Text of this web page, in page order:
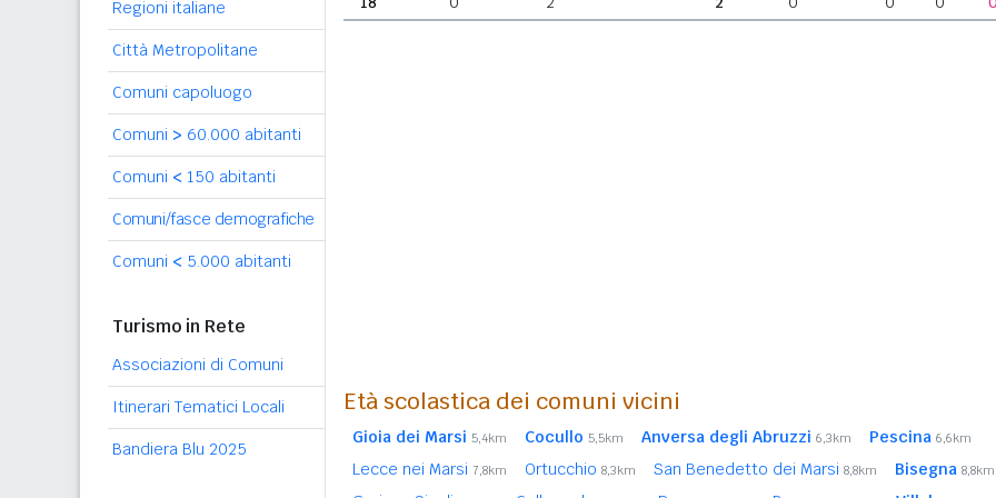
Regioni italiane
Città Metropolitane
Comuni capoluogo
Comuni > 60.000 abitanti
Comuni < 150 abitanti
Comuni/fasce demografiche
Comuni < 5.000 abitanti
Turismo in Rete
Associazioni di Comuni
Itinerari Tematici Locali
Bandiera Blu 2025
Età scolastica dei comuni vicini
Gioia dei Marsi 5,4km Cocullo 5,5km Anversa degli Abruzzi 6,3km Pescina 6,6km
Lecce nei Marsi 7,8km Ortucchio 8,3km San Benedetto dei Marsi 8,8km Bisegna 8,8km